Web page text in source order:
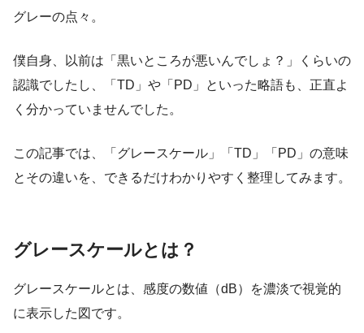
グレーの点々。
僕自身、以前は「黒いところが悪いんでしょ？」くらいの
認識でしたし、「TD」や「PD」といった略語も、正直よ
く分かっていませんでした。
この記事では、「グレースケール」「TD」「PD」の意味
とその違いを、できるだけわかりやすく整理してみます。
グレースケールとは？
グレースケールとは、感度の数値（dB）を濃淡で視覚的
に表示した図です。